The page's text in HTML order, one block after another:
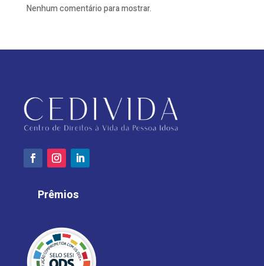
Nenhum comentário para mostrar.
Prêmios